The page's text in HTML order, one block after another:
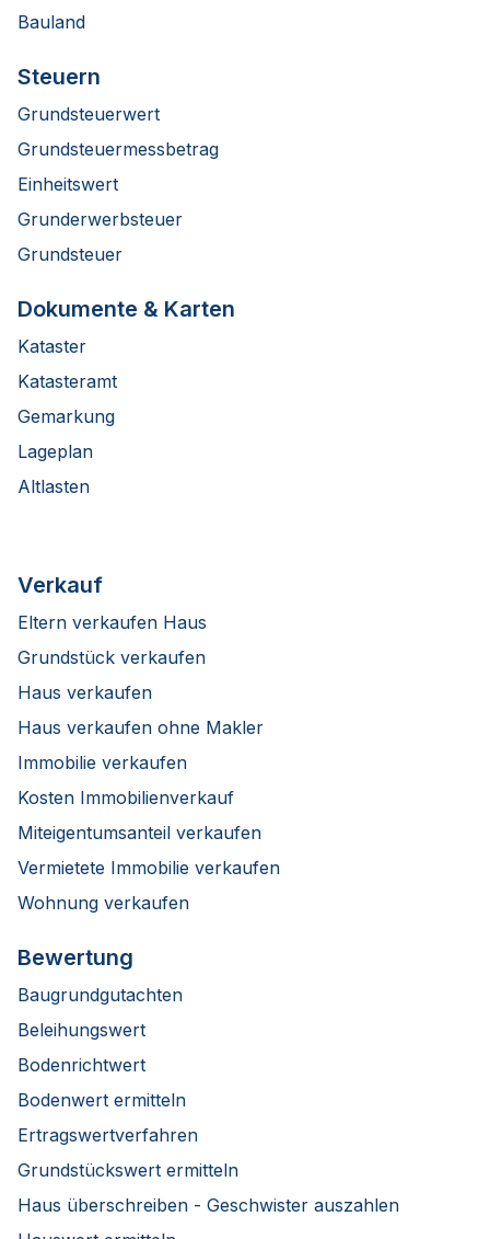
Bauland
Steuern
Grundsteuerwert
Grundsteuermessbetrag
Einheitswert
Grunderwerbsteuer
Grundsteuer
Dokumente & Karten
Kataster
Katasteramt
Gemarkung
Lageplan
Altlasten
Verkauf
Eltern verkaufen Haus
Grundstück verkaufen
Haus verkaufen
Haus verkaufen ohne Makler
Immobilie verkaufen
Kosten Immobilienverkauf
Miteigentumsanteil verkaufen
Vermietete Immobilie verkaufen
Wohnung verkaufen
Bewertung
Baugrundgutachten
Beleihungswert
Bodenrichtwert
Bodenwert ermitteln
Ertragswertverfahren
Grundstückswert ermitteln
Haus überschreiben - Geschwister auszahlen